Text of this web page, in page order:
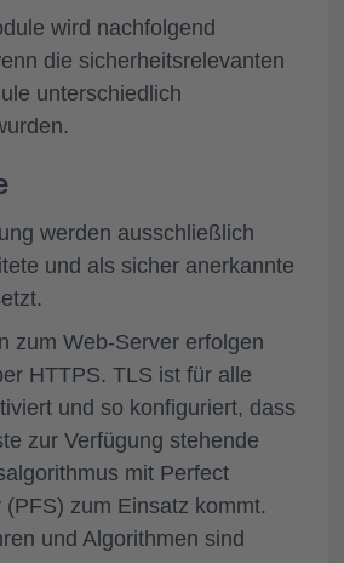
wird nachfolgend
die sicherheitsrelevanten
unterschiedlich
werden ausschließlich
und als sicher anerkannte
zum Web-Server erfolgen
HTTPS. TLS ist für alle
und so konfiguriert, dass
zur Verfügung stehende
mit Perfect
zum Einsatz kommt.
und Algorithmen sind